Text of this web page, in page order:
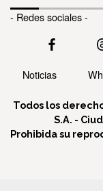
- Redes sociales -
Noticias
Todos los
S.A. -
Prohibida su